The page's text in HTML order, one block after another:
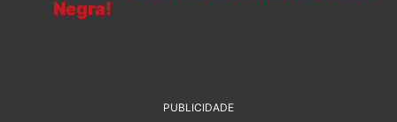
Negra!
PUBLICIDADE